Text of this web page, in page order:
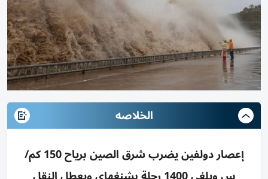
الخلاصه
إعصار دولفين يضرب شرق الصين برياح 150 كم/